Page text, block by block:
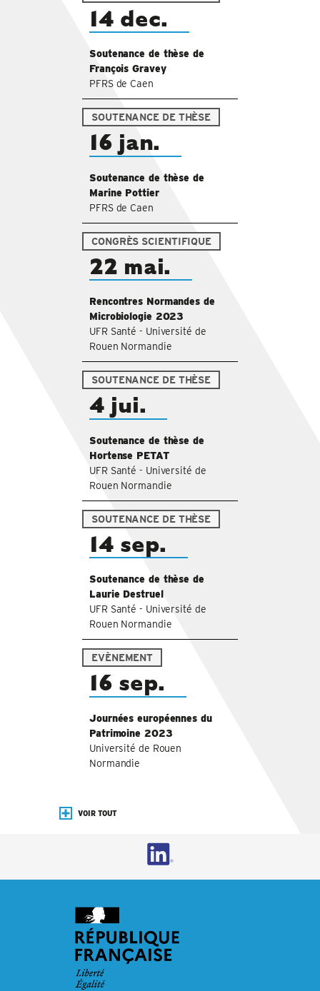
14 dec.
Soutenance de thèse de
François Gravey
PFRS de Caen
SOUTENANCE DE THÈSE
16 jan.
Soutenance de thèse de
Marine Pottier
PFRS de Caen
CONGRÈS SCIENTIFIQUE
22 mai.
Rencontres Normandes de
Microbiologie 2023
UFR Santé - Université de
Rouen Normandie
SOUTENANCE DE THÈSE
4 jui.
Soutenance de thèse de
Hortense PETAT
UFR Santé - Université de
Rouen Normandie
SOUTENANCE DE THÈSE
14 sep.
Soutenance de thèse de
Laurie Destruel
UFR Santé - Université de
Rouen Normandie
EVÈNEMENT
16 sep.
Journées européennes du
Patrimoine 2023
Université de Rouen
Normandie
VOIR TOUT